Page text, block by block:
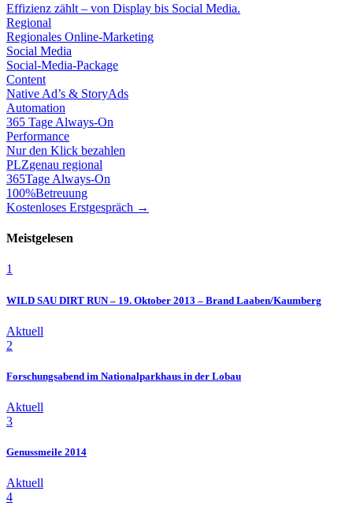
Effizienz zählt – von Display bis Social Media.
Regional
Regionales Online-Marketing
Social Media
Social-Media-Package
Content
Native Ad’s & StoryAds
Automation
365 Tage Always-On
Performance
Nur den Klick bezahlen
PLZgenau regional
365Tage Always-On
100%Betreuung
Kostenloses Erstgespräch →
Meistgelesen
1
WILD SAU DIRT RUN – 19. Oktober 2013 – Brand Laaben/Kaumberg
Aktuell
2
Forschungsabend im Nationalparkhaus in der Lobau
Aktuell
3
Genussmeile 2014
Aktuell
4